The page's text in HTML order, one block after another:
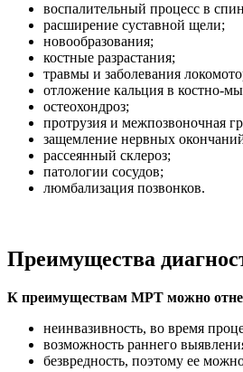
воспалительный процесс в
расширение суставной щели;
новообразования;
костные разрастания;
травмы и заболевания
отложение кальция в костно-
остеохондроз;
протрузия и межпозвоночная
защемление нервных
рассеянный склероз;
патологии сосудов;
люмбализация позвонков.
Преимущества
К преимуществам МРТ можно
неинвазивность, во время
возможность раннего
безвредность, поэтому ее